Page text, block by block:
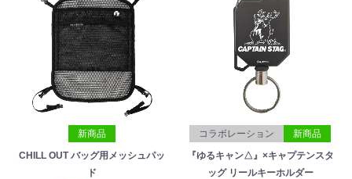
新商品
CHILL OUT バッグ用メッシュパッ
ド
コラボレーション 新商品
『ゆるキャン△』×キャプテンスタ
ッグ リールキーホルダー